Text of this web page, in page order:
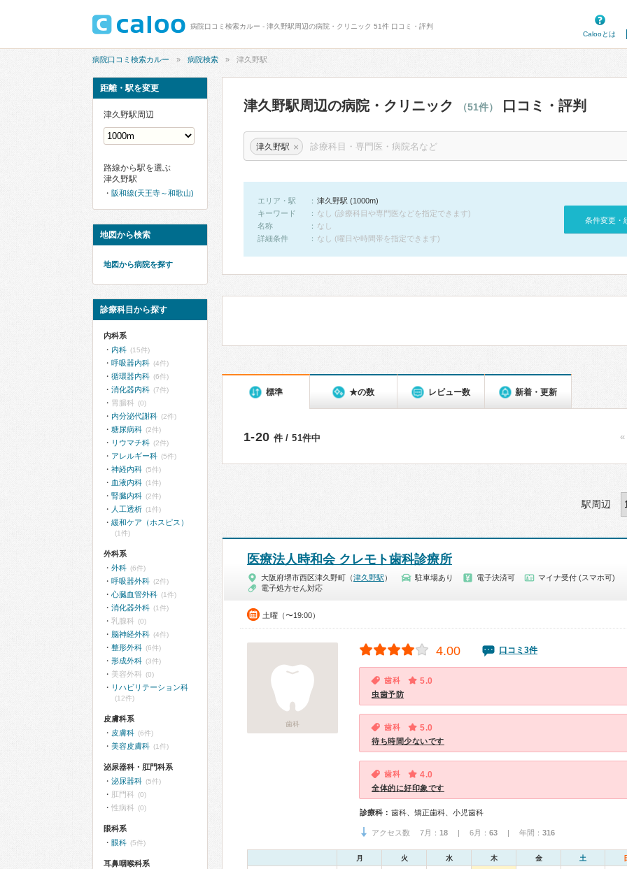
病院口コミ検索カルー - 津久野駅周辺の病院・クリニック 51件 口コミ・評判
Calooとは
病院口コミ検索カルー 病院検索 津久野駅
津久野駅周辺の病院・クリニック （51件） 口コミ・評判
津久野駅 ×
エリア・駅
津久野駅 (1000m)
キーワード
なし (診療科目や専門医などを指定できます)
名称
なし
詳細条件
なし (曜日や時間帯を指定できます)
条件変更・
標準 ★の数 レビュー数 新着・更新
1-20 件 / 51件中
駅周辺
医療法人時和会 クレモト歯科診療所
大阪府堺市西区津久野町（津久野駅 ） 駐車場あり 電子決済可
マイナ受付 (スマホ可)
電子処方せん対応
土曜（〜19:00）
歯科
4.00 口コミ3件
歯科 5.0
虫歯予防
歯科 5.0
待ち時間少ないです
歯科 4.0
全体的に好印象です
診療科： 歯科、矯正歯科、小児歯科
アクセス数 7月： 18 | 6月： 63 | 年間： 316
月 火 水 木 金 土
距離・駅を変更
津久野駅周辺
路線から駅を選ぶ
津久野駅
阪和線(天王寺～和歌山)
地図から検索
地図から病院を探す
診療科目から探す
内科系
内科 (15件)
呼吸器内科 (4件)
循環器内科 (6件)
消化器内科 (7件)
胃腸科 (0)
内分泌代謝科 (2件)
糖尿病科 (2件)
リウマチ科 (2件)
アレルギー科 (5件)
神経内科 (5件)
血液内科 (1件)
腎臓内科 (2件)
人工透析 (1件)
緩和ケア（ホスピス）
(1件)
外科系
外科 (6件)
呼吸器外科 (2件)
心臓血管外科 (1件)
消化器外科 (1件)
乳腺科 (0)
脳神経外科 (4件)
整形外科 (6件)
形成外科 (3件)
美容外科 (0)
リハビリテーション科
(12件)
皮膚科系
皮膚科 (6件)
美容皮膚科 (1件)
泌尿器科・肛門科系
泌尿器科 (5件)
肛門科 (0)
性病科 (0)
眼科系
眼科 (5件)
耳鼻咽喉科系